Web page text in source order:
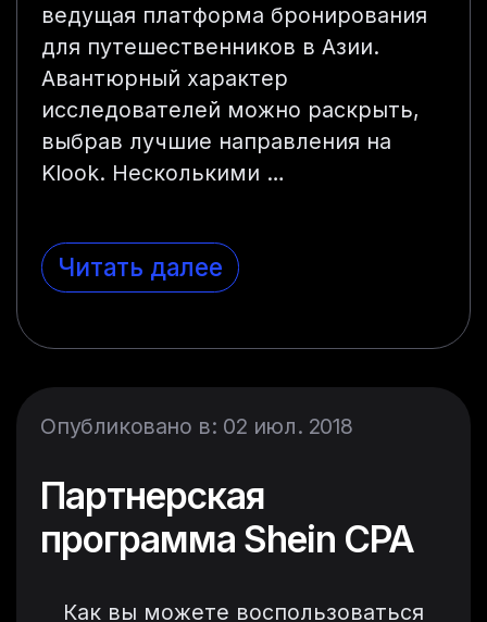
ведущая платформа бронирования
для путешественников в Азии.
Авантюрный характер
исследователей можно раскрыть,
выбрав лучшие направления на
Klook. Несколькими …
Читать далее
Опубликовано в: 02 июл. 2018
Партнерская
программа Shein CPA
Как вы можете воспользоваться